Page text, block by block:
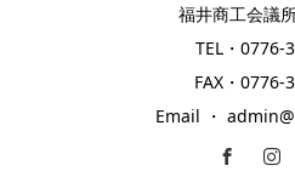
福井商工会議
TEL・0776-
FAX・0776-
Email ・